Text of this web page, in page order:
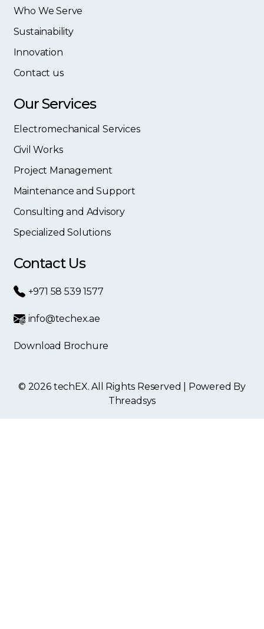
Who We Serve
Sustainability
Innovation
Contact us
Our Services
Electromechanical Services
Civil Works
Project Management
Maintenance and Support
Consulting and Advisory
Specialized Solutions
Contact Us
+971 58 539 1577
info@techex.ae
Download Brochure
© 2026 techEX. All Rights Reserved | Powered By
Threadsys